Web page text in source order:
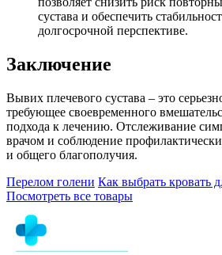
сустава и обеспечить
долгосрочной перспективе.
Заключение
Вывих плечевого сустава – это
требующее своевременного
подхода к лечению. Отслеживание
врачом и соблюдение
и общего благополучия.
Перелом голени Как выбрать кровать
Посмотреть все товары